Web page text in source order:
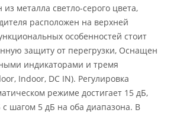
металла светло-серого цвета,
расположен на верхней
особенностей стоит
защиту от перегрузки, Оснащен
индикаторами и тремя
Indoor, DC IN). Регулировка
режиме достигает 15 дБ,
с шагом 5 дБ на оба диапазона. В